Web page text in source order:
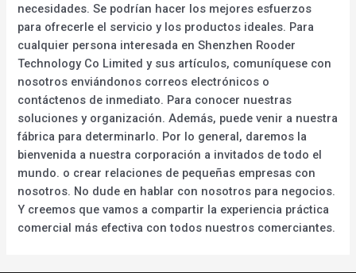
necesidades. Se podrían hacer los mejores esfuerzos
para ofrecerle el servicio y los productos ideales. Para
cualquier persona interesada en Shenzhen Rooder
Technology Co Limited y sus artículos, comuníquese con
nosotros enviándonos correos electrónicos o
contáctenos de inmediato. Para conocer nuestras
soluciones y organización. Además, puede venir a nuestra
fábrica para determinarlo. Por lo general, daremos la
bienvenida a nuestra corporación a invitados de todo el
mundo. o crear relaciones de pequeñas empresas con
nosotros. No dude en hablar con nosotros para negocios.
Y creemos que vamos a compartir la experiencia práctica
comercial más efectiva con todos nuestros comerciantes.